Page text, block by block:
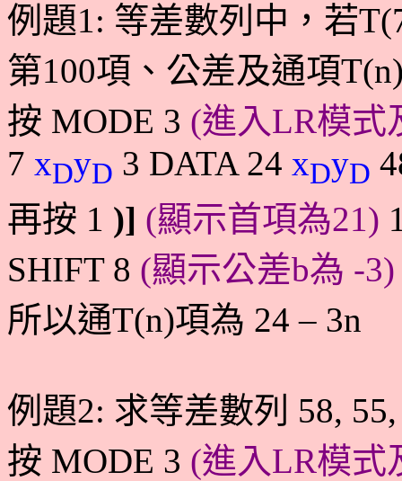
例題1: 等差數列中，若
第100項、公差及通項
按 MODE 3 (進入LR模式
7 xDyD 3 DATA 24 xDyD
再按 1 )] (顯示首項為21)
SHIFT 8 (顯示公差b為 -
所以通T(n)項為 24 – 3n
例題2: 求等差數列 58,
按 MODE 3 (進入LR模式